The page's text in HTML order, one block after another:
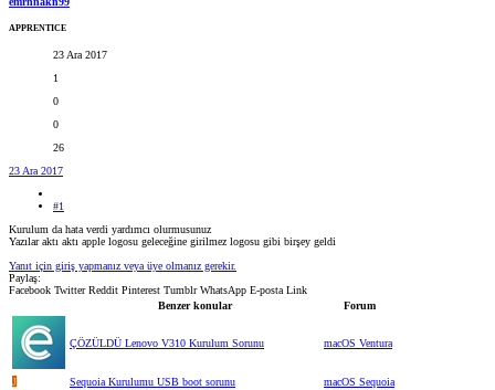
APPRENTICE
23 Ara 2017
1
0
0
26
23 Ara 2017
#1
Kurulum da hata verdi yardımcı olurmusunuz
Yazılar aktı aktı apple logosu geleceğine girilmez logosu gibi birşey geldi
Yanıt için giriş yapmanız veya üye olmanız gerekir.
Paylaş:
Facebook Twitter Reddit Pinterest Tumblr WhatsApp E-posta Link
Benzer konular
Forum
ÇÖZÜLDÜ Lenovo V310 Kurulum Sorunu macOS Ventura
J Sequoia Kurulumu USB boot sorunu
macOS Sequoia